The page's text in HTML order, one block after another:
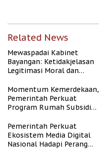
Related News
Mewaspadai Kabinet
Bayangan: Ketidakjelasan
Legitimasi Moral dan
Momentum Kemerdekaan,
Pemerintah Perkuat
Program Rumah Subsidi
Berpenghasilan Rendah
Pemerintah Perkuat
Ekosistem Media Digital
Nasional Hadapi Perang